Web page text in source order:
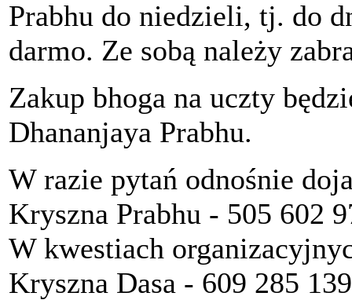
Prabhu do niedzieli, tj. do
darmo. Ze sobą należy
Zakup bhoga na uczty
Dhananjaya Prabhu.
W razie pytań odnośnie
Kryszna Prabhu - 505 602
W kwestiach
Kryszna Dasa - 609 285